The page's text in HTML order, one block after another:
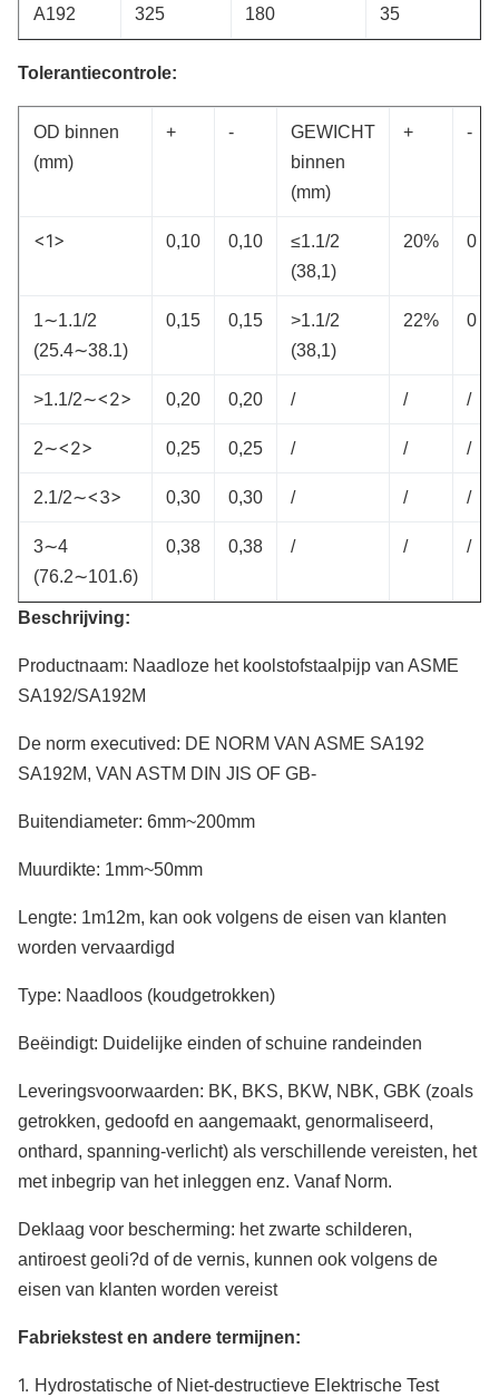
A192 325 180 35
Tolerantiecontrole:
OD binnen
(mm)
+ -
GEWICHT
binnen
(mm)
+ -
<1> 0,10 0,10
≤1.1/2
(38,1)
20% 0
1∼1.1/2
(25.4∼38.1)
0,15 0,15
>1.1/2
(38,1)
22% 0
>1.1/2∼<2> 0,20 0,20 / / /
2∼<2> 0,25 0,25 / / /
2.1/2∼<3> 0,30 0,30 / / /
3∼4
(76.2∼101.6)
0,38 0,38 / / /
Beschrijving:
Productnaam: Naadloze het koolstofstaalpijp van ASME
SA192/SA192M
De norm executived: DE NORM VAN ASME SA192
SA192M, VAN ASTM DIN JIS OF GB-
Buitendiameter: 6mm~200mm
Muurdikte: 1mm~50mm
Lengte: 1m12m, kan ook volgens de eisen van klanten
worden vervaardigd
Type: Naadloos (koudgetrokken)
Beëindigt: Duidelijke einden of schuine randeinden
Leveringsvoorwaarden: BK, BKS, BKW, NBK, GBK (zoals
getrokken, gedoofd en aangemaakt, genormaliseerd,
onthard, spanning-verlicht) als verschillende vereisten, het
met inbegrip van het inleggen enz. Vanaf Norm.
Deklaag voor bescherming: het zwarte schilderen,
antiroest geoli?d of de vernis, kunnen ook volgens de
eisen van klanten worden vereist
Fabriekstest en andere termijnen:
1. Hydrostatische of Niet-destructieve Elektrische Test